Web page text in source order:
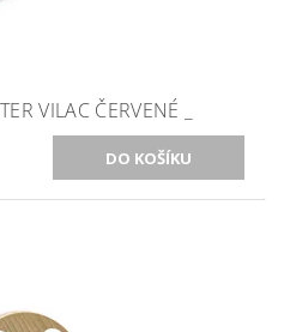
VILAC ČERVENÉ _